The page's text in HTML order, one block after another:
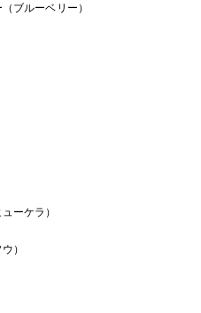
ブルーベリー）
ーケラ）
）